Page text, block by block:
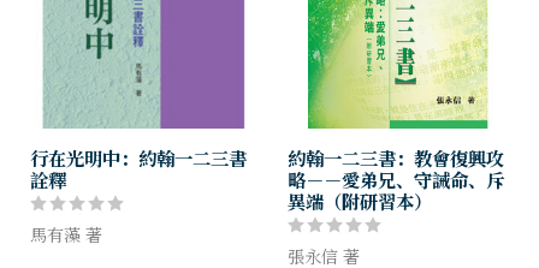
行在光明中：約翰一二三書
詮釋
馬有藻 著
約翰一二三書：教會復興攻
略－－愛弟兄、守誡命、斥
異端（附研習本）
張永信 著